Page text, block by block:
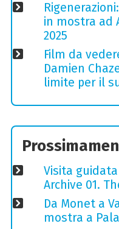
in mostra ad
2025
Film da
Damien
limite per il
Visita
Archive 01.
Da Monet a
mostra a